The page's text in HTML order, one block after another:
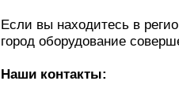
Если вы находитесь в
город оборудование
Наши контакты: